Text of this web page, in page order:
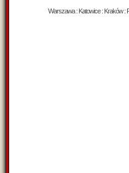
Warszawa : Katowice : Kraków :